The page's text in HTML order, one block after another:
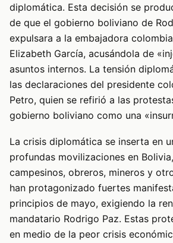
diplomática. Esta decisión se
de que el gobierno boliviano de
expulsara a la embajadora
Elizabeth García, acusándola de
asuntos internos. La tensión
las declaraciones del presidente
Petro, quien se refirió a las
gobierno boliviano como una
La crisis diplomática se inserta en
profundas movilizaciones en
campesinos, obreros, mineros y
han protagonizado fuertes
principios de mayo, exigiendo la
mandatario Rodrigo Paz. Estas
en medio de la peor crisis